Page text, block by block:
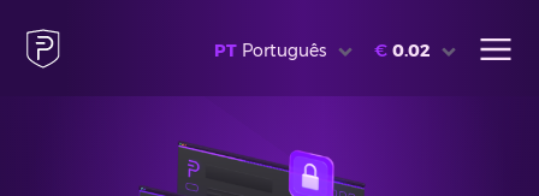
PT Português € 0.02